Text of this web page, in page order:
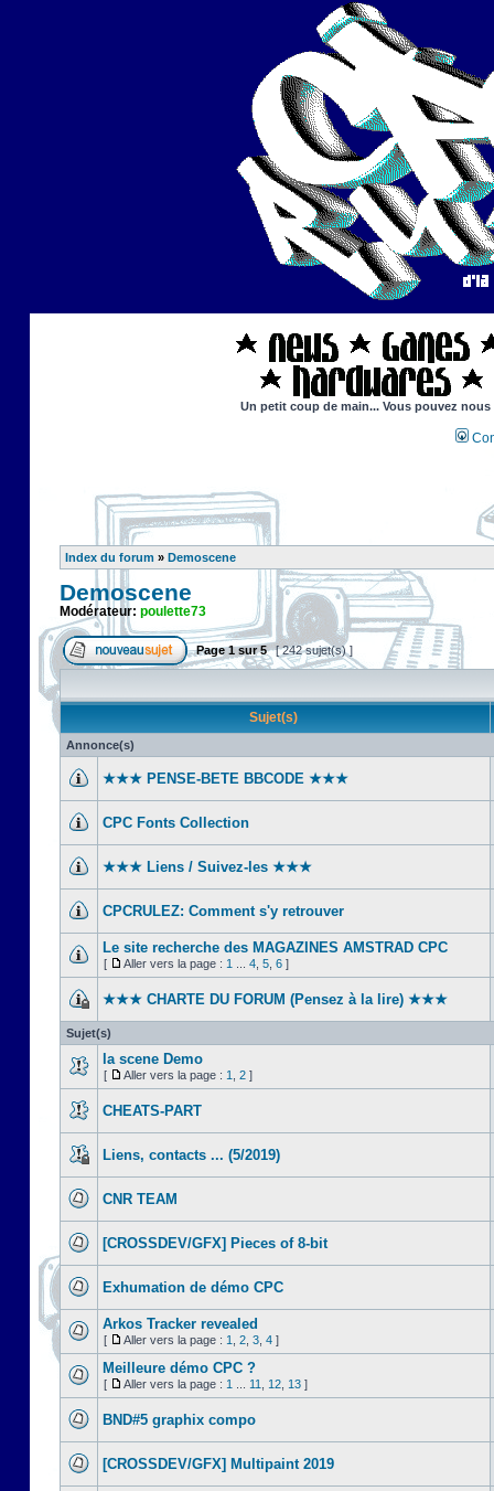
Un petit coup de main... Vous pouvez
Index du forum » Demoscene
Demoscene
Modérateur: poulette73
Page1sur5 [ 242 sujet(s) ]
Sujet(s)
Annonce(s)
★★★ PENSE-BETE BBCODE ★★★
CPC Fonts Collection
★★★ Liens / Suivez-les ★★★
CPCRULEZ: Comment s'y retrouver‎
Le site recherche des MAGAZINES AMSTRAD CPC
[ Aller vers la page : 1 4 5 6 ]
★★★ CHARTE DU FORUM (Pensez à la lire) ★★★
Sujet(s)
la scene Demo
[ Aller vers la page : 1 2 ]
CHEATS-PART
Liens, contacts ... (5/2019)
CNR TEAM
[CROSSDEV/GFX] Pieces of 8-bit
Exhumation de démo CPC
Arkos Tracker revealed
[ Aller vers la page : 1 2 3 4 ]
Meilleure démo CPC ?
[ Aller vers la page : 1 11 12 13 ]
BND#5 graphix compo
[CROSSDEV/GFX] Multipaint 2019